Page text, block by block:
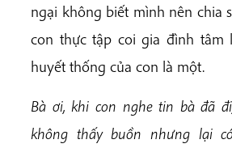
ngại không biết mình nên chia
con thực tập coi gia đình tâm
huyết thống của con là một.
Bà ơi, khi con nghe tin bà đã
không thấy buồn nhưng lại